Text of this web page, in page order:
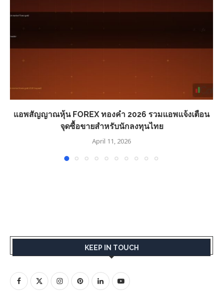
แอพสัญญาณหุ้น FOREX ทองคำ 2026 รวมแอพแจ้งเตือน
จุดซื้อขายสำหรับนักลงทุนไทย
April 11, 2026
KEEP IN TOUCH